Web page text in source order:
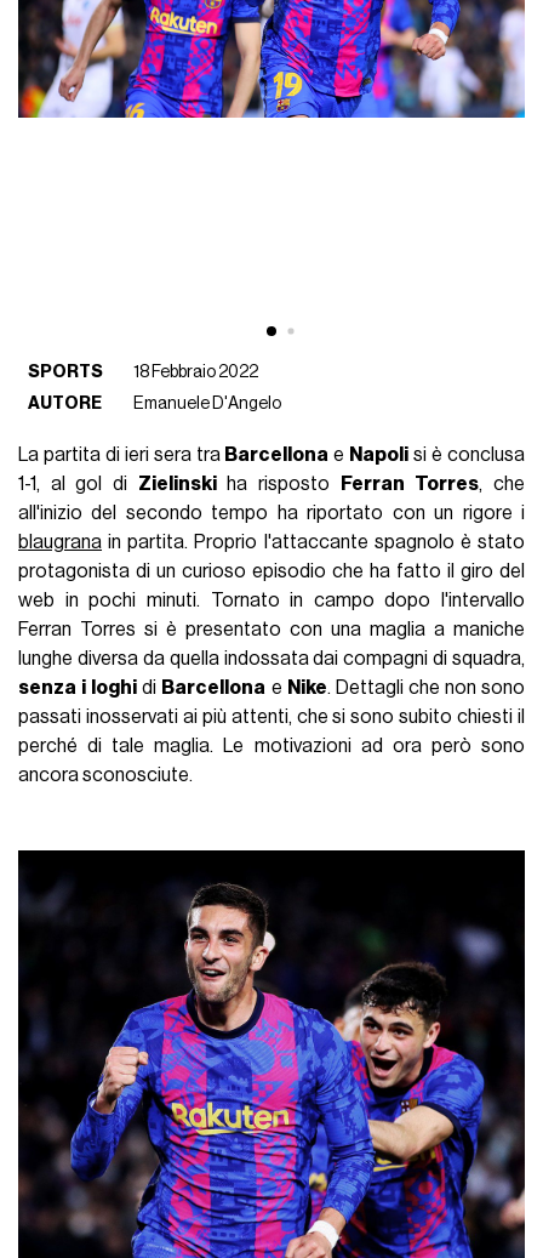
SPORTS
18 Febbraio 2022
AUTORE
Emanuele D'Angelo
La partita di ieri sera tra Barcellona e Napoli si è conclusa
1-1, al gol di Zielinskiha risposto Ferran Torres, che
all'inizio del secondo tempo ha riportato con un rigore i
blaugrana in partita. Proprio l'attaccante spagnolo è stato
protagonista di un curioso episodio che ha fatto il giro del
web in pochi minuti. Tornato in campo dopo l'intervallo
Ferran Torres si è presentato con una maglia a maniche
lunghe diversa da quella indossata dai compagni di squadra,
senza i loghi di Barcellona e Nike. Dettagli che non sono
passati inosservati ai più attenti, che si sono subito chiesti il
perché di tale maglia. Le motivazioni ad ora però sono
ancora sconosciute.